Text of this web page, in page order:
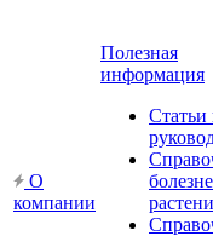
О
компании
Полезная
информация
Статьи